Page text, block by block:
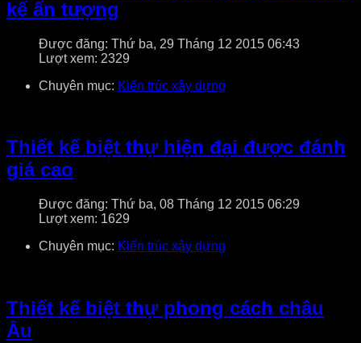
kế ấn tượng
Được đăng: Thứ ba, 29 Tháng 12 2015 06:43
Lượt xem: 2329
Chuyên mục: Kiến trúc xây dựng
Thiết kế biệt thự hiện đại được đánh
giá cao
Được đăng: Thứ ba, 08 Tháng 12 2015 06:29
Lượt xem: 1629
Chuyên mục: Kiến trúc xây dựng
Thiết kế biệt thự phong cách châu
Âu